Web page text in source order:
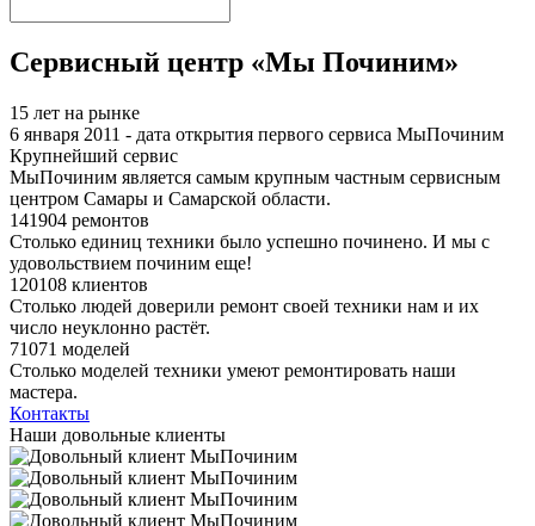
Сервисный центр «Мы Починим»
15 лет на рынке
6 января 2011 - дата открытия первого сервиса МыПочиним
Крупнейший сервис
МыПочиним является самым крупным частным сервисным
центром Самары и Самарской области.
141904 ремонтов
Столько единиц техники было успешно починено. И мы с
удовольствием починим еще!
120108 клиентов
Столько людей доверили ремонт своей техники нам и их
число неуклонно растёт.
71071 моделей
Столько моделей техники умеют ремонтировать наши
мастера.
Контакты
Наши довольные клиенты